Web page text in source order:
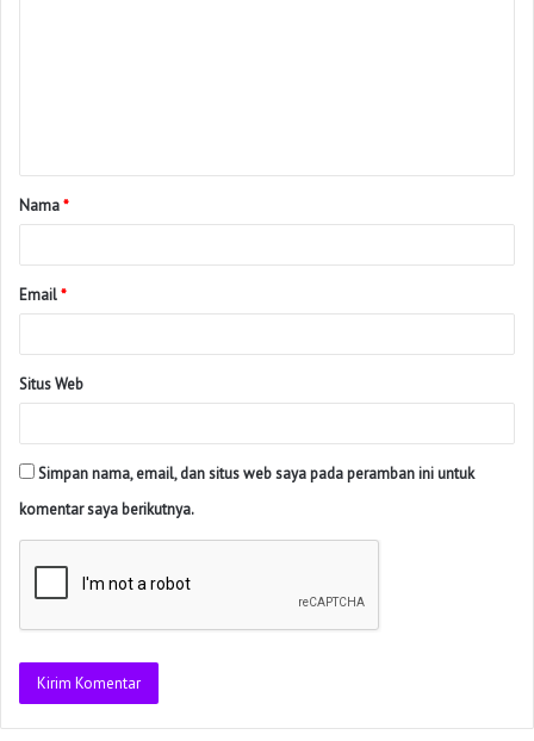
Nama*
Email*
Situs Web
Simpan nama, email, dan situs web saya pada peramban ini untuk
komentar saya berikutnya.